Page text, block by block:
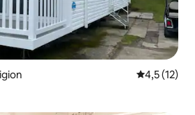
Średnia
4,5 (12)